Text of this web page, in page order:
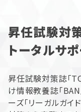
昇任試験対
トータルサ
昇任試験対策誌「
け情報教養誌「
ーズ「リーガルガイ